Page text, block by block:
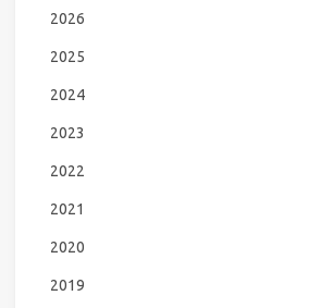
2026
2025
2024
2023
2022
2021
2020
2019